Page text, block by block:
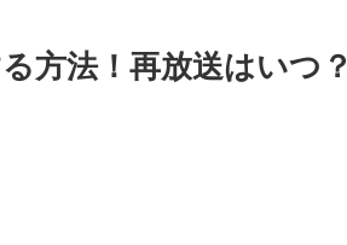
方法！再放送はいつ？